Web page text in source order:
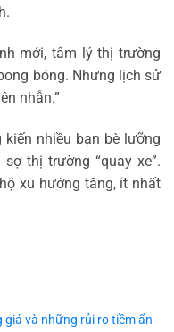
mới, tâm lý thị trường
bóng. Nhưng lịch sử
nhẫn.”
nhiều bạn bè lưỡng
thị trường “quay xe”.
xu hướng tăng, ít nhất
và những rủi ro tiềm ẩn